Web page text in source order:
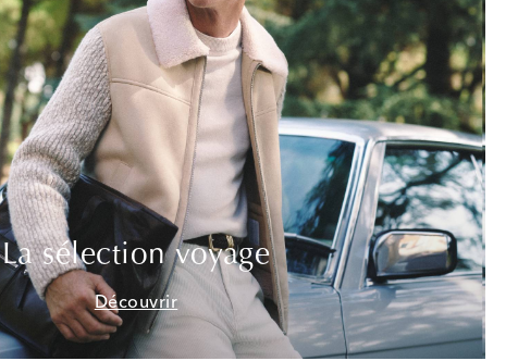
La sélection voyage
Découvrir